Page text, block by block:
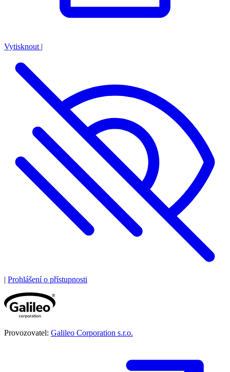
Vytisknout |
| Prohlášení o přístupnosti
Provozovatel: Galileo Corporation s.r.o.